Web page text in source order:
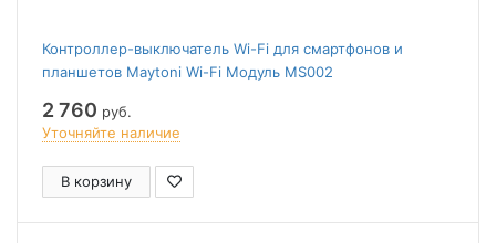
Контроллер-выключатель Wi-Fi для смартфонов и
планшетов Maytoni Wi-Fi Модуль MS002
2 760 руб.
Уточняйте наличие
В корзину